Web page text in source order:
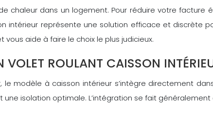
chaleur dans un logement. Pour réduire votre
intérieur représente une solution efficace et discrète
aide à faire le choix le plus judicieux.
ROULANT CAISSON
modèle à caisson intérieur s’intègre directement
isolation optimale. L’intégration se fait